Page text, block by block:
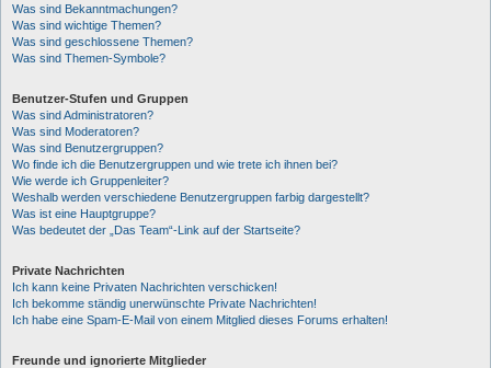
Was sind Bekanntmachungen?
Was sind wichtige Themen?
Was sind geschlossene Themen?
Was sind Themen-Symbole?
Benutzer-Stufen und Gruppen
Was sind Administratoren?
Was sind Moderatoren?
Was sind Benutzergruppen?
Wo finde ich die Benutzergruppen und wie trete ich ihnen bei?
Wie werde ich Gruppenleiter?
Weshalb werden verschiedene Benutzergruppen farbig dargestellt?
Was ist eine Hauptgruppe?
Was bedeutet der „Das Team“-Link auf der Startseite?
Private Nachrichten
Ich kann keine Privaten Nachrichten verschicken!
Ich bekomme ständig unerwünschte Private Nachrichten!
Ich habe eine Spam-E-Mail von einem Mitglied dieses Forums erhalten!
Freunde und ignorierte Mitglieder